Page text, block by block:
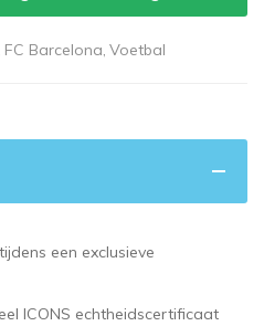
FC Barcelona, Voetbal
een exclusieve
ICONS echtheidscertificaat